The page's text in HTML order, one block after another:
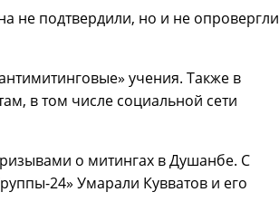
не подтвердили, но и не опровергли
учения. Также в
в том числе социальной сети
о митингах в Душанбе. С
24» Умарали Кувватов и его